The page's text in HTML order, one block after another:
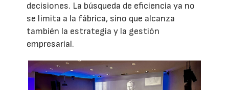
decisiones. La búsqueda de eficiencia ya no
se limita a la fábrica, sino que alcanza
también la estrategia y la gestión
empresarial.